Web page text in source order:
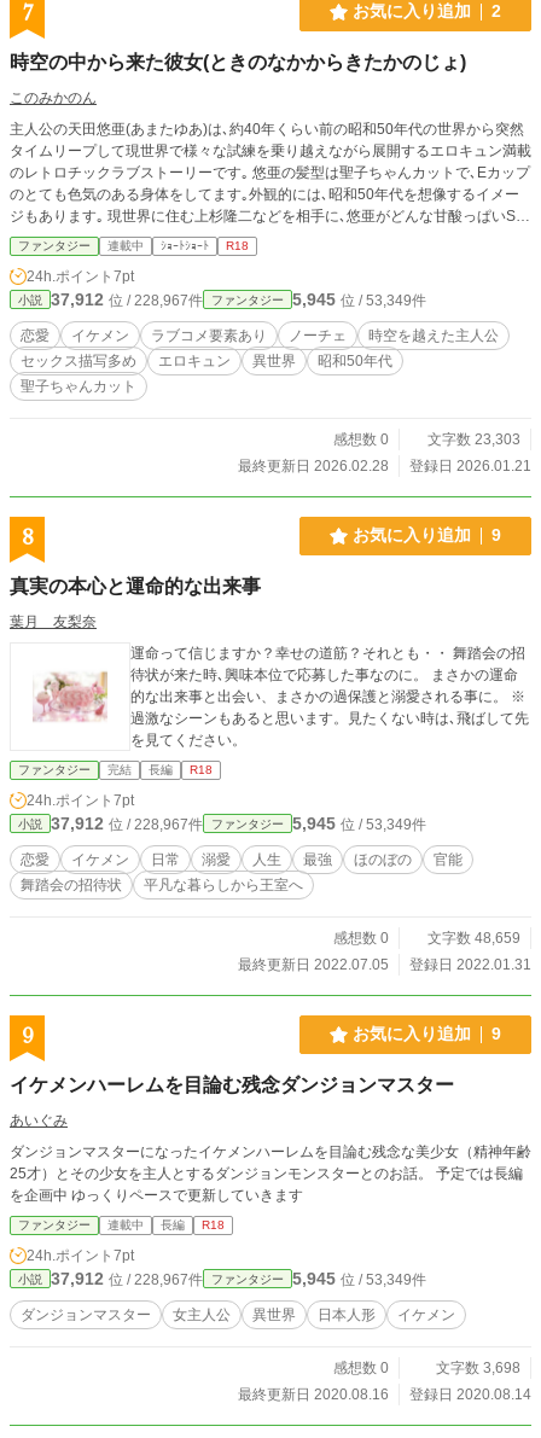
7 お気に入り追加 2
時空の中から来た彼女(ときのなかからきたかのじょ)
このみかのん
主人公の天田悠亜(あまたゆあ)は､約40年くらい前の昭和50年代の世界から突然
タイムリープして現世界で様々な試練を乗り越えながら展開するエロキュン満載
のレトロチックラブストーリーです｡ 悠亜の髪型は聖子ちゃんカットで､Eカップ
のとても色気のある身体をしてます｡外観的には､昭和50年代を想像するイメー
ジもあります｡ 現世界に住む上杉隆二などを相手に､悠亜がどんな甘酸っぱいSE
Xを魅せるのか楽しみです｡
ファンタジー 連載中 ｼｮｰﾄｼｮｰﾄ R18
24h.ポイント 7pt
小説 37,912 位 / 228,967件 ファンタジー 5,945 位 / 53,349件
恋愛 イケメン ラブコメ要素あり ノーチェ
時空を越えた主人公
セックス描写多め
エロキュン 異世界
昭和50年代
聖子ちゃんカット
感想数 0
文字数 23,303
最終更新日 2026.02.28
登録日 2026.01.21
8 お気に入り追加 9
真実の本心と運命的な出来事
葉月 友梨奈
運命って信じますか？幸せの道筋？それとも・・ 舞踏会の招
待状が来た時､興味本位で応募した事なのに。 まさかの運命
的な出来事と出会い、まさかの過保護と溺愛される事に。 ※
過激なシーンもあると思います。見たくない時は､飛ばして先
を見てください。
ファンタジー 完結 長編 R18
24h.ポイント 7pt
小説 37,912 位 / 228,967件 ファンタジー 5,945 位 / 53,349件
恋愛 イケメン 日常 溺愛 人生 最強 ほのぼの
官能
舞踏会の招待状
平凡な暮らしから王室へ
感想数 0
文字数 48,659
最終更新日 2022.07.05
登録日 2022.01.31
9 お気に入り追加 9
イケメンハーレムを目論む残念ダンジョンマスター
あいぐみ
ダンジョンマスターになったイケメンハーレムを目論む残念な美少女（精神年齢
25才）とその少女を主人とするダンジョンモンスターとのお話。 予定では長編
を企画中 ゆっくりペースで更新していきます
ファンタジー 連載中 長編 R18
24h.ポイント 7pt
小説 37,912 位 / 228,967件 ファンタジー 5,945 位 / 53,349件
ダンジョンマスター 女主人公 異世界 日本人形 イケメン
感想数 0
文字数 3,698
最終更新日 2020.08.16
登録日 2020.08.14